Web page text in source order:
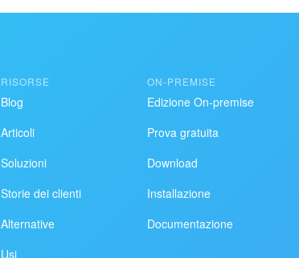
RISORSE
Blog
Articoli
Soluzioni
Storie dei clienti
Alternative
Usi
ON-PREMISE
Edizione On-premise
Prova gratuita
Download
Installazione
Documentazione